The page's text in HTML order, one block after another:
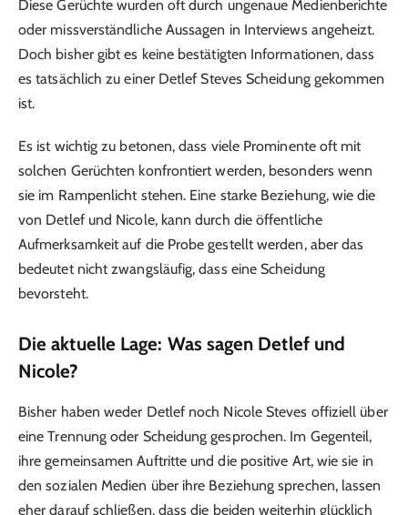
Diese Gerüchte wurden oft durch ungenaue Medienberichte
oder missverständliche Aussagen in Interviews angeheizt.
Doch bisher gibt es keine bestätigten Informationen, dass
es tatsächlich zu einer Detlef Steves Scheidung gekommen
ist.
Es ist wichtig zu betonen, dass viele Prominente oft mit
solchen Gerüchten konfrontiert werden, besonders wenn
sie im Rampenlicht stehen. Eine starke Beziehung, wie die
von Detlef und Nicole, kann durch die öffentliche
Aufmerksamkeit auf die Probe gestellt werden, aber das
bedeutet nicht zwangsläufig, dass eine Scheidung
bevorsteht.
Die aktuelle Lage: Was sagen Detlef und
Nicole?
Bisher haben weder Detlef noch Nicole Steves offiziell über
eine Trennung oder Scheidung gesprochen. Im Gegenteil,
ihre gemeinsamen Auftritte und die positive Art, wie sie in
den sozialen Medien über ihre Beziehung sprechen, lassen
eher darauf schließen, dass die beiden weiterhin glücklich